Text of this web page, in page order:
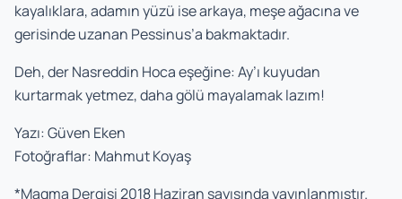
kayalıklara, adamın yüzü ise arkaya, meşe ağacına ve
gerisinde uzanan Pessinus’a bakmaktadır.
Deh, der Nasreddin Hoca eşeğine: Ay’ı kuyudan
kurtarmak yetmez, daha gölü mayalamak lazım!
Yazı: Güven Eken
Fotoğraflar: Mahmut Koyaş
*Magma Dergisi 2018 Haziran sayısında yayınlanmıştır.